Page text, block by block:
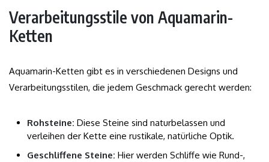
Verarbeitungsstile von Aquamarin-
Ketten
Aquamarin-Ketten gibt es in verschiedenen Designs und
Verarbeitungsstilen, die jedem Geschmack gerecht werden:
Rohsteine: Diese Steine sind naturbelassen und
verleihen der Kette eine rustikale, natürliche Optik.
Geschliffene Steine: Hier werden Schliffe wie Rund-,